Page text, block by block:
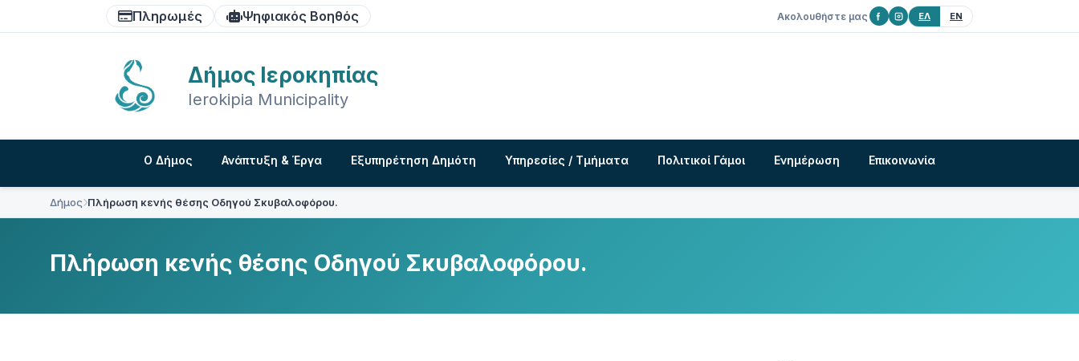
content
main
footer
Πληρωμές Ψηφιακός Βοηθός Ακολουθήστε μας ΕΛ EN
Δήμος Ιεροκηπίας
Ierokipia Municipality
Ο Δήμος Ανάπτυξη & Έργα Εξυπηρέτηση Δημότη Υπηρεσίες / Τμήματα Πολιτικοί Γάμοι Ενημέρωση Επικοινωνία
Δήμος Πλήρωση κενής θέσης Οδηγού Σκυβαλοφόρου.
Πλήρωση κενής θέσης Οδηγού Σκυβαλοφόρου.